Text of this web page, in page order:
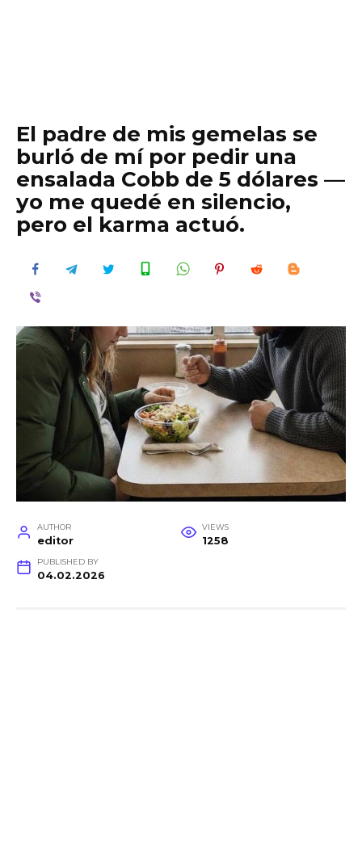
El padre de mis gemelas se
burló de mí por pedir una
ensalada Cobb de 5 dólares —
yo me quedé en silencio,
pero el karma actuó.
AUTHOR
editor
VIEWS
1258
PUBLISHED BY
04.02.2026